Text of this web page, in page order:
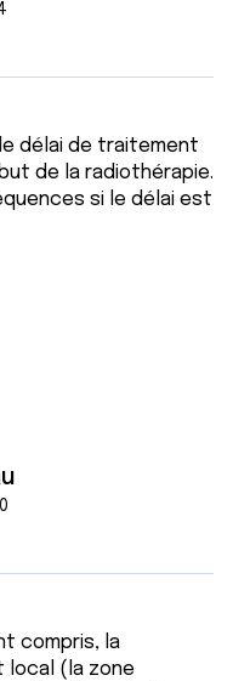
délai de traitement
de la radiothérapie.
si le délai est
compris, la
local (la zone